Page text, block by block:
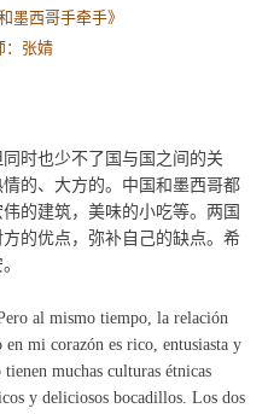
墨西哥手牵手》
：张婧
时也少不了国与国之间的关
的、大方的。中国和墨西哥都
的建筑，美味的小吃等。两国
的优点，弥补自己的缺点。希
al mismo tiempo, la relación
en mi corazón es rico, entusiasta y
muchas culturas étnicas
y deliciosos bocadillos. Los dos